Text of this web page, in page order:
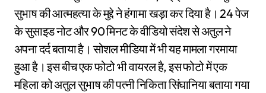
सुभाष की आत्महत्या के मुद्दे ने हंगामा खड़ा कर दिया है। 24 पेज
के सुसाइड नोट और 90 मिनट के वीडियो संदेश से अतुल ने
अपना दर्द बताया है। सोशल मीडिया में भी यह मामला गरमाया
हुआ है। इस बीच एक फोटो भी वायरल है, इस फोटो में एक
महिला को अतुल सुभाष की पत्नी निकिता सिंघानिया बताया गया